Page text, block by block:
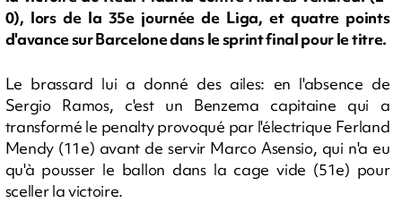
0), lors de la 35e journée de Liga, et quatre points
d'avance sur Barcelone dans le sprint final pour le titre.
Le brassard lui a donné des ailes: en l'absence de
Sergio Ramos, c'est un Benzema capitaine qui a
transformé le penalty provoqué par l'électrique Ferland
Mendy (11e) avant de servir Marco Asensio, qui n'a eu
qu'à pousser le ballon dans la cage vide (51e) pour
sceller la victoire.